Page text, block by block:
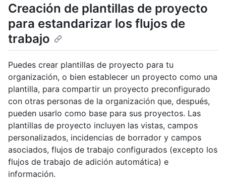
Creación de plantillas de proyecto
para estandarizar los flujos de
trabajo
Puedes crear plantillas de proyecto para tu
organización, o bien establecer un proyecto como una
plantilla, para compartir un proyecto preconfigurado
con otras personas de la organización que, después,
pueden usarlo como base para sus proyectos. Las
plantillas de proyecto incluyen las vistas, campos
personalizados, incidencias de borrador y campos
asociados, flujos de trabajo configurados (excepto los
flujos de trabajo de adición automática) e
información.